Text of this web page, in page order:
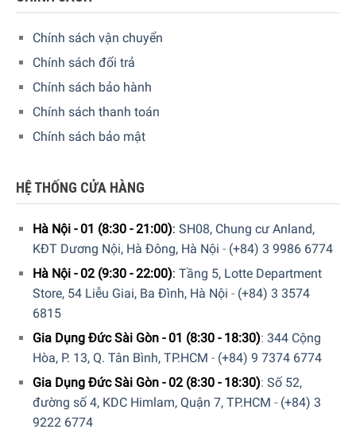
EU.
Ngoài ra quý khách còn có thể tham khảo thêm các sản
phẩmChảokhác đang được bán tại các showroom
củaGia dụng Đức Sài Gòn
5/5 - (1 bình chọn)
Chính sách vận chuyển
Chính sách đổi trả
Chính sách bảo hành
Chính sách thanh toán
Chính sách bảo mật
HỆ THỐNG CỬA HÀNG
Hà Nội - 01 (8:30 - 21:00): SH08, Chung cư Anland,
KĐT Dương Nội, Hà Đông, Hà Nội - (+84) 3 9986 6774
Hà Nội - 02 (9:30 - 22:00): Tầng 5, Lotte Department
Store, 54 Liễu Giai, Ba Đình, Hà Nội - (+84) 3 3574
6815
Gia Dụng Đức Sài Gòn - 01 (8:30 - 18:30): 344 Cộng
Hòa, P. 13, Q. Tân Bình, TP.HCM - (+84) 9 7374 6774
Gia Dụng Đức Sài Gòn - 02 (8:30 - 18:30): Số 52,
đường số 4, KDC Himlam, Quận 7, TP.HCM - (+84) 3
9222 6774